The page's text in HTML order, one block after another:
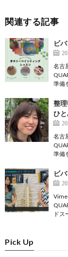
関連する記事
ビ
名古
準備
整
ひ
名古
準備
ビ
ド
Pick Up